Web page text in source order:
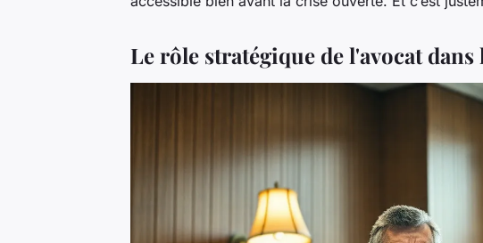
Le rôle stratégique de l'avocat dans